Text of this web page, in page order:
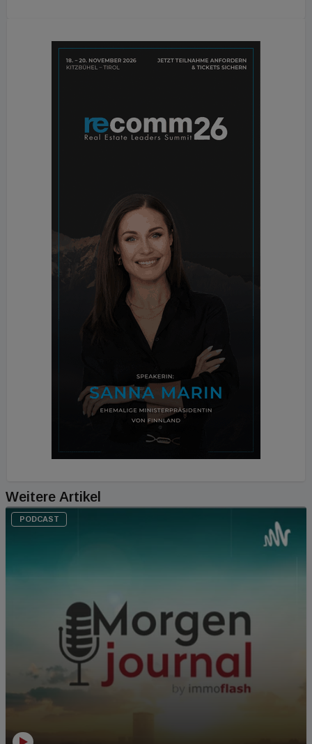
Weitere Artikel
PODCAST